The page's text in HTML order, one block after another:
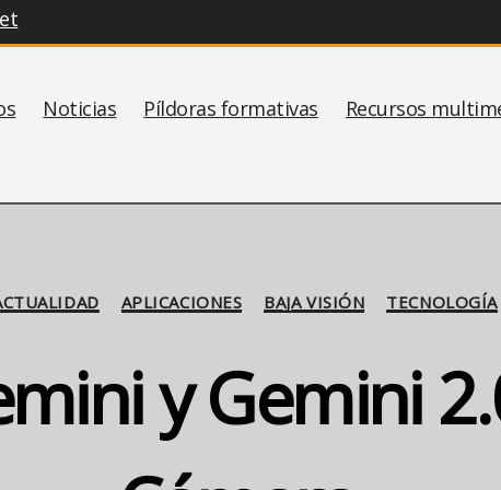
Noticias Píldoras formativas Recursos
Categorías
APLICACIONES BAJA VISIÓN TECNOLOGÍA
y Gemini